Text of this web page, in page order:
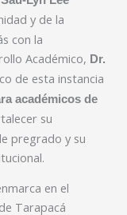
y de la
con la
Académico, Dr.
de esta instancia
académicos de
su
pregrado y su
en el
Tarapacá